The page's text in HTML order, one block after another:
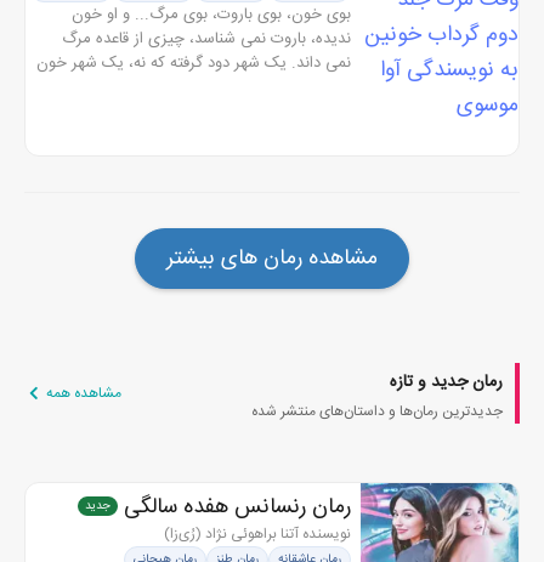
بوی خون، بوی باروت، بوی مرگ... و او خون
ندیده، باروت نمی شناسد، چیزی از قاعده مرگ
نمی داند. یک شهر دود گرفته که نه، یک شهر خون
مشاهده رمان های بیشتر
رمان جدید و تازه
جدیدترین رمان‌ها و داستان‌های منتشر شده
مشاهده همه
رمان رنسانس هفده سالگی جدید
نویسنده آتنا براهوئی نژاد (رُی‌زا)